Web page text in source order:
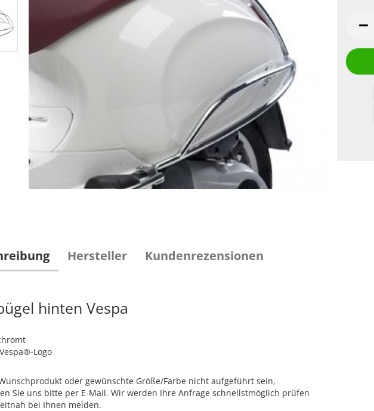
Hersteller Kundenrezensionen
hinten Vespa
Logo
oder gewünschte Größe/Farbe nicht aufgeführt sein,
Sie uns bitte per E-Mail. Wir werden Ihre Anfrage schnellstmöglich prüfen
bei Ihnen melden.